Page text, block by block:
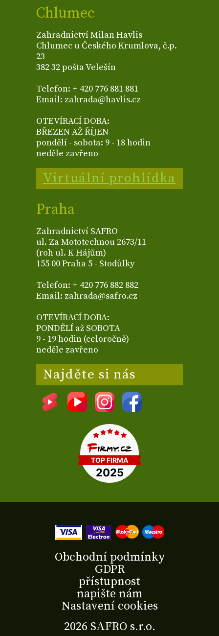
Chlumec
Zahradnictví Milan Havlis
Chlumec u Českého Krumlova, č.p.
23
382 32 pošta Velešín
Telefon: + 420 776 881 881
Email: zahrada@havlis.cz
OTEVÍRACÍ DOBA:
BŘEZEN AŽ ŘÍJEN
pondělí - sobota: 9 - 18 hodin
neděle zavřeno
Virtuální prohlídka
Praha
Zahradnictví SAFRO
ul. Za Mototechnou 2673/11
(roh ul. K Hájům)
155 00 Praha 5 - Stodůlky
Telefon: + 420 776 882 882
Email: zahrada@safro.cz
OTEVÍRACÍ DOBA:
PONDĚLÍ až SOBOTA
9 - 19 hodin (celoročně)
neděle zavřeno
Najděte si nás
2026 SAFRO s.r.o.
Obchodní podmínky
GDPR
přístupnost
napište nám
Nastavení cookies